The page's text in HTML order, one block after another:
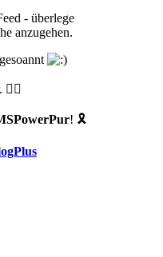
- überlege
anzugehen.
! 🎗️